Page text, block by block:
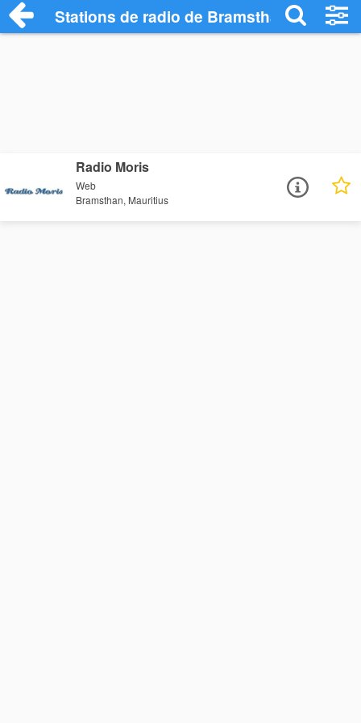
Stations de radio de Bramsthan
Radio Moris
Web
Bramsthan, Mauritius